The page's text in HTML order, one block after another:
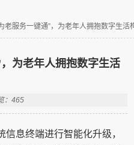
老服务一键通”，为老年人拥抱数字生活
为老年人拥抱数字生活
：465
息终端进行智能化升级，